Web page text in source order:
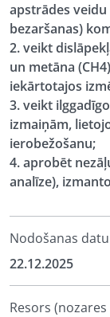
apstrādes
bezaršanas)
2. veikt
un metāna
iekārtotajos
3. veikt
izmaiņām,
ierobežošanu;
4. aprobēt
analīze),
Nodošanas
22.12.2025
Resors